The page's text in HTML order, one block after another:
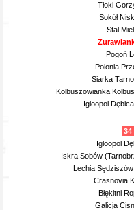
Tłoki
Sokół
Stal
Pogoń
Polonia
Siarka
Kolbuszowianka
Igloopol
34
Igloopol
Iskra Sobów
Lechia
Crasnovia
Błękitni
Galicja